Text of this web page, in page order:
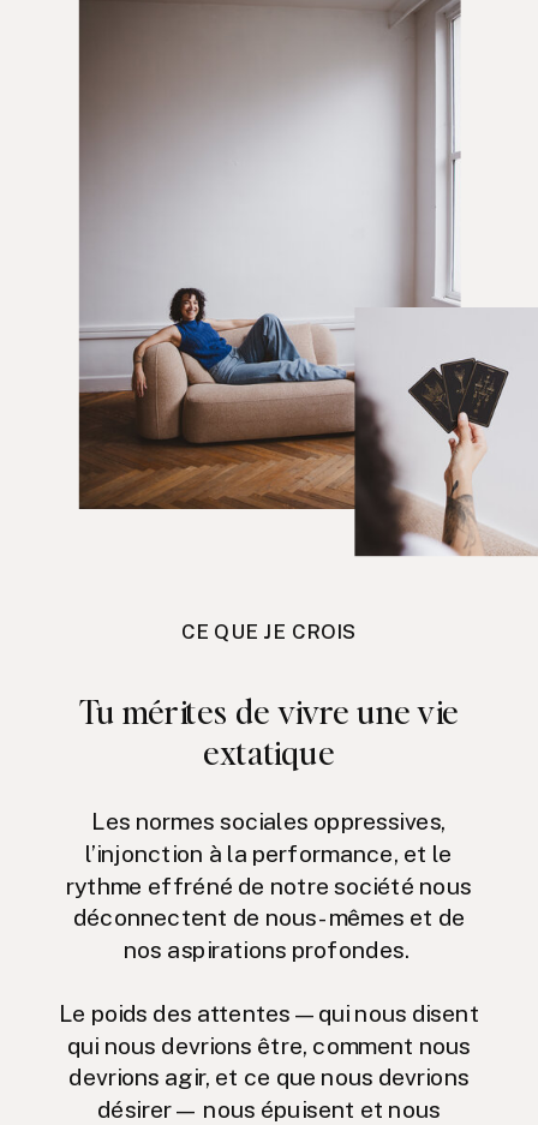
CE QUE JE CROIS
Tu mérites de vivre une vie
extatique
Les normes sociales oppressives,
l’injonction à la performance, et le
rythme effréné de notre société nous
déconnectent de nous-mêmes et de
nos aspirations profondes.
Le poids des attentes—qui nous disent
qui nous devrions être, comment nous
devrions agir, et ce que nous devrions
désirer— nous épuisent et nous